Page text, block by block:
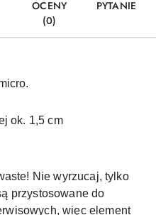
OCENY
(0)
PYTANIE
ok. 1,5 cm
Nie wyrzucaj, tylko
przystosowane do
więc element